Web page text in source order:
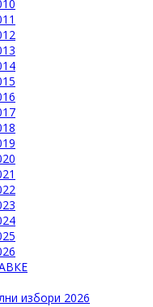
избори 2026